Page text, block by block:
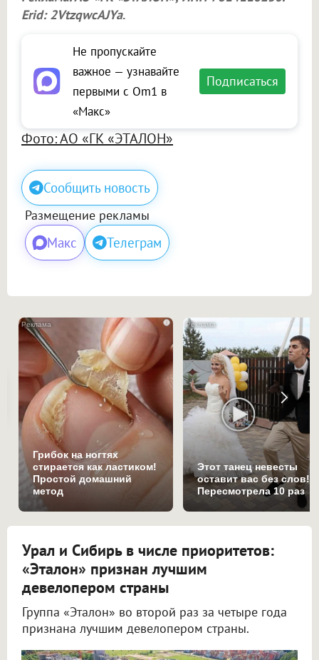
Erid: 2VtzqwcAJYa.
Не пропускайте
важное — узнавайте
первыми с Om1 в
«Макс»
Подписаться
Фото: АО «ГК «ЭТАЛОН»
Сообщить новость
Размещение рекламы
Макс Телеграм
i
Грибок на ногтях
стирается как ластиком!
Простой домашний
метод
Этот танец невесты
оставит вас без слов!
Пересмотрела 10 раз
Урал и Сибирь в числе приоритетов:
«Эталон» признан лучшим
девелопером страны
Группа «Эталон» во второй раз за четыре года
признана лучшим девелопером страны.